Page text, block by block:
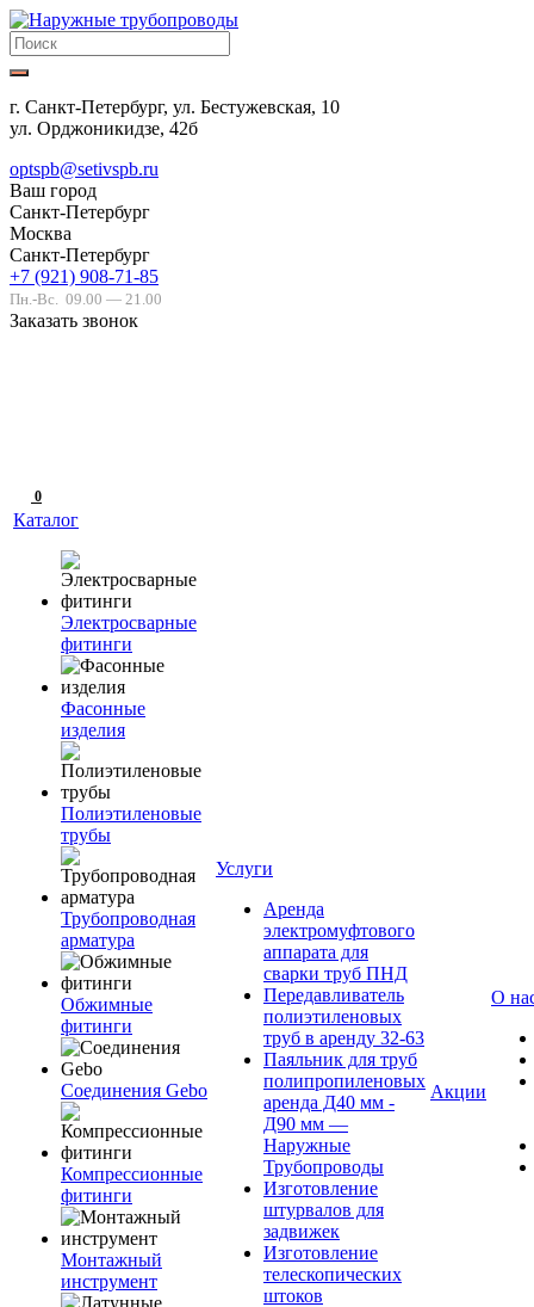
г. Санкт-Петербург, ул. Бестужевская, 10
ул. Орджоникидзе, 42б
optspb@setivspb.ru
Ваш город
Санкт-Петербург
Москва
Санкт-Петербург
+7 (921) 908-71-85
Пн.-Вс. 09.00 — 21.00
Заказать звонок
0
Каталог
Электросварные
фитинги
Фасонные
изделия
Полиэтиленовые
трубы
Трубопроводная
арматура
Обжимные
фитинги
Соединения Gebo
Компрессионные
фитинги
Монтажный
инструмент
Услуги
Аренда
электромуфтового
аппарата для
сварки труб ПНД
Передавливатель
полиэтиленовых
труб в аренду 32-63
Паяльник для труб
полипропиленовых
аренда Д40 мм -
Д90 мм —
Наружные
Трубопроводы
Изготовление
штурвалов для
задвижек
Изготовление
телескопических
штоков
Акции
О